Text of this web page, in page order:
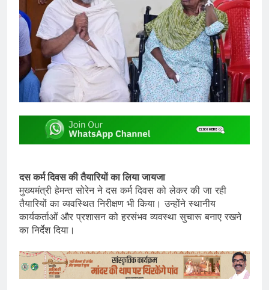
दस कर्म दिवस की तैयारियों का लिया जायजा
मुख्यमंत्री हेमन्त सोरेन ने दस कर्म दिवस को लेकर की जा रही
तैयारियों का व्यवस्थित निरीक्षण भी किया। उन्होंने स्थानीय
कार्यकर्ताओं और प्रशासन को हरसंभव व्यवस्था सुचारू बनाए रखने
का निर्देश दिया।